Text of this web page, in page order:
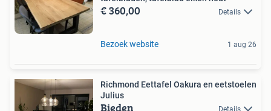
€ 360,00 Details
Bezoek website 1 aug 26
Richmond Eettafel Oakura en eetstoelen
Julius
Bieden Details